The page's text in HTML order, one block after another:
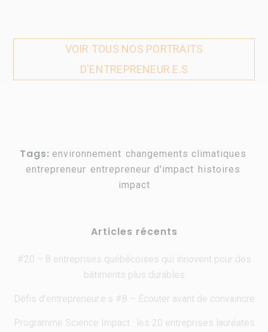
VOIR TOUS NOS PORTRAITS
D'ENTREPRENEUR.E.S
Tags: environnement changements climatiques
entrepreneur entrepreneur d'impact histoires
impact
Articles récents
#20 – 8 entreprises québécoises qui innovent pour des
bâtiments plus durables
Défis d’entrepreneur.e.s #8 – Écouter avant de convaincre
Programme Science Impact : les 20 entreprises lauréates